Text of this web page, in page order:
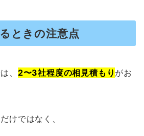
ときの注意点
、 2〜3社程度の相見積もり がお
けではなく、